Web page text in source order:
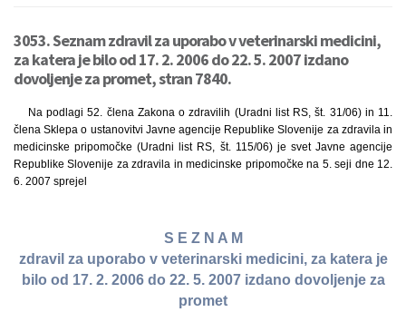
3053. Seznam zdravil za uporabo v veterinarski medicini,
za katera je bilo od 17. 2. 2006 do 22. 5. 2007 izdano
dovoljenje za promet, stran 7840.
Na podlagi 52. člena Zakona o zdravilih (Uradni list RS, št. 31/06) in 11.
člena Sklepa o ustanovitvi Javne agencije Republike Slovenije za zdravila in
medicinske pripomočke (Uradni list RS, št. 115/06) je svet Javne agencije
Republike Slovenije za zdravila in medicinske pripomočke na 5. seji dne 12.
6. 2007 sprejel
S E Z N A M
zdravil za uporabo v veterinarski medicini, za katera je
bilo od 17. 2. 2006 do 22. 5. 2007 izdano dovoljenje za
promet